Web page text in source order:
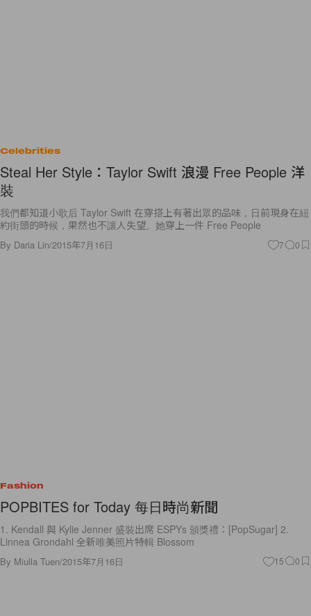
Celebrities
Steal Her Style：Taylor Swift 浪漫 Free People 洋
裝
我們都知道小歌后 Taylor Swift 在穿搭上有著出眾的品味，日前現身在紐
約街頭的時候，果然也不讓人失望。她穿上一件 Free People
By Daria Lin/2015年7月16日 7 0
Fashion
POPBITES for Today 每日時尚新聞
1. Kendall 與 Kylie Jenner 盛裝出席 ESPYs 頒獎禮：[PopSugar] 2.
Linnea Grondahl 全新唯美照片特輯 Blossom
By Miulla Tuen/2015年7月16日 15 0